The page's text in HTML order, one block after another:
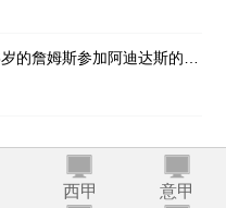
西甲 意甲